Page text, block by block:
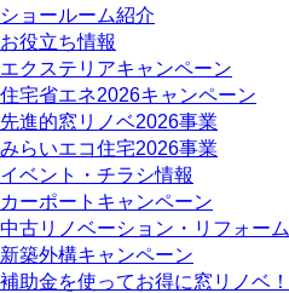
ショールーム紹介
お役立ち情報
エクステリアキャンペーン
住宅省エネ2026キャンペーン
先進的窓リノベ2026事業
みらいエコ住宅2026事業
イベント・チラシ情報
カーポートキャンペーン
中古リノベーション・リフォーム
新築外構キャンペーン
補助金を使ってお得に窓リノベ！